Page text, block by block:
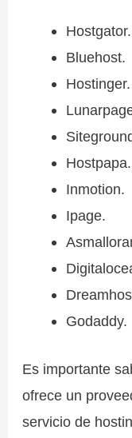
Hostgator.
Bluehost.
Hostinger.
Hostpapa.
Inmotion.
Ipage.
Godaddy.
Es importante
ofrece un
servicio de